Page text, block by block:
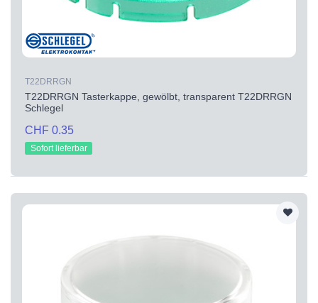
T22DRRGN
T22DRRGN Tasterkappe, gewölbt, transparent T22DRRGN
Schlegel
CHF 0.35
Sofort lieferbar